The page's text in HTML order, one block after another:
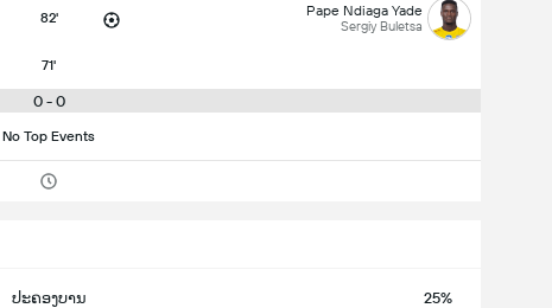
82' Pape Ndiaga Yade
Sergiy Buletsa
71'
0 - 0
No Top Events
ປະຄອງບານ 25%